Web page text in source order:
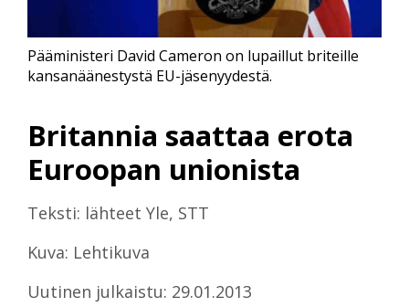
Britannia saattaa erota
Euroopan unionista
Teksti: lähteet Yle, STT
Kuva: Lehtikuva
Uutinen julkaistu: 29.01.2013
Pääministeri David Cameron on lupaillut briteille
kansanäänestystä EU-jäsenyydestä.